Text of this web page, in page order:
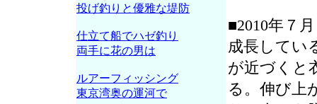
■2010年７
成長してい
が近づくと
る。伸び上
投げ釣りと優雅な堤防
仕立て船でハゼ釣り
両手に花の男は
ルアーフィッシング
東京湾奥の運河で